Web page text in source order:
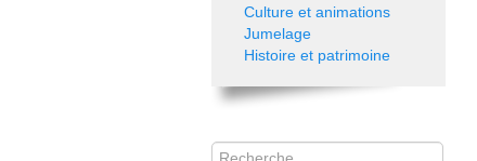
Culture et animations
Jumelage
Histoire et patrimoine
Rechercher